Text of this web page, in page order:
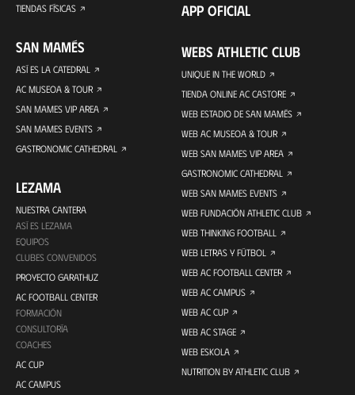
TIENDAS FÍSICAS
SAN MAMÉS
ASÍ ES LA CATEDRAL
AC MUSEOA & TOUR
SAN MAMES VIP AREA
SAN MAMES EVENTS
GASTRONOMIC CATHEDRAL
LEZAMA
NUESTRA CANTERA
ASÍ ES LEZAMA
EQUIPOS
CLUBES CONVENIDOS
PROYECTO GARATHUZ
AC FOOTBALL CENTER
FORMACIÓN
CONSULTORÍA
COACHES
AC CUP
AC CAMPUS
APP OFICIAL
WEBS ATHLETIC CLUB
UNIQUE IN THE WORLD
TIENDA ONLINE AC CASTORE
WEB ESTADIO DE SAN MAMÉS
WEB AC MUSEOA & TOUR
WEB SAN MAMES VIP AREA
GASTRONOMIC CATHEDRAL
WEB SAN MAMES EVENTS
WEB FUNDACIÓN ATHLETIC CLUB
WEB THINKING FOOTBALL
WEB LETRAS Y FÚTBOL
WEB AC FOOTBALL CENTER
WEB AC CAMPUS
WEB AC CUP
WEB AC STAGE
WEB ESKOLA
NUTRITION BY ATHLETIC CLUB